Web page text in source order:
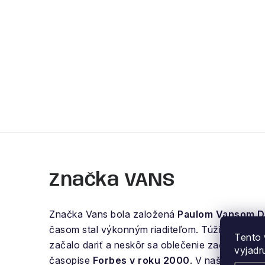
Tento
Značka VANS
Značka Vans bola založená Paulom Vansom
časom stal výkonným riaditeľom. Túžil však
začalo dariť a neskôr sa oblečenie začalo
časopise Forbes v roku 2000. V našej